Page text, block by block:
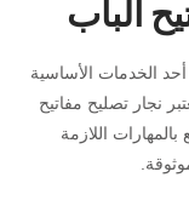
الباب
الخدمات الأساسية
نجار تصليح مفاتيح
اللازمة